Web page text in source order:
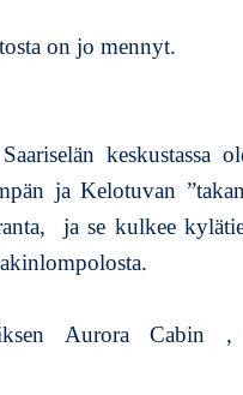
on jo mennyt.
keskustassa
ja Kelotuvan
ja se kulkee
Aurora Cabin ,